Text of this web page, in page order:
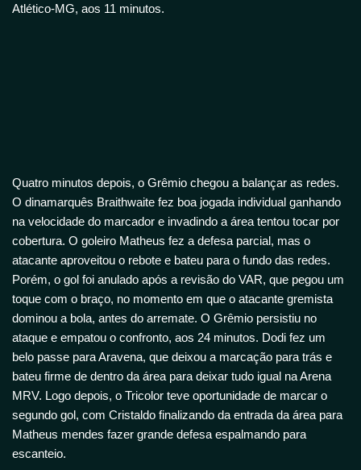
Atlético-MG, aos 11 minutos.
Quatro minutos depois, o Grêmio chegou a balançar as redes.
O dinamarquês Braithwaite fez boa jogada individual ganhando
na velocidade do marcador e invadindo a área tentou tocar por
cobertura. O goleiro Matheus fez a defesa parcial, mas o
atacante aproveitou o rebote e bateu para o fundo das redes.
Porém, o gol foi anulado após a revisão do VAR, que pegou um
toque com o braço, no momento em que o atacante gremista
dominou a bola, antes do arremate. O Grêmio persistiu no
ataque e empatou o confronto, aos 24 minutos. Dodi fez um
belo passe para Aravena, que deixou a marcação para trás e
bateu firme de dentro da área para deixar tudo igual na Arena
MRV. Logo depois, o Tricolor teve oportunidade de marcar o
segundo gol, com Cristaldo finalizando da entrada da área para
Matheus mendes fazer grande defesa espalmando para
escanteio.